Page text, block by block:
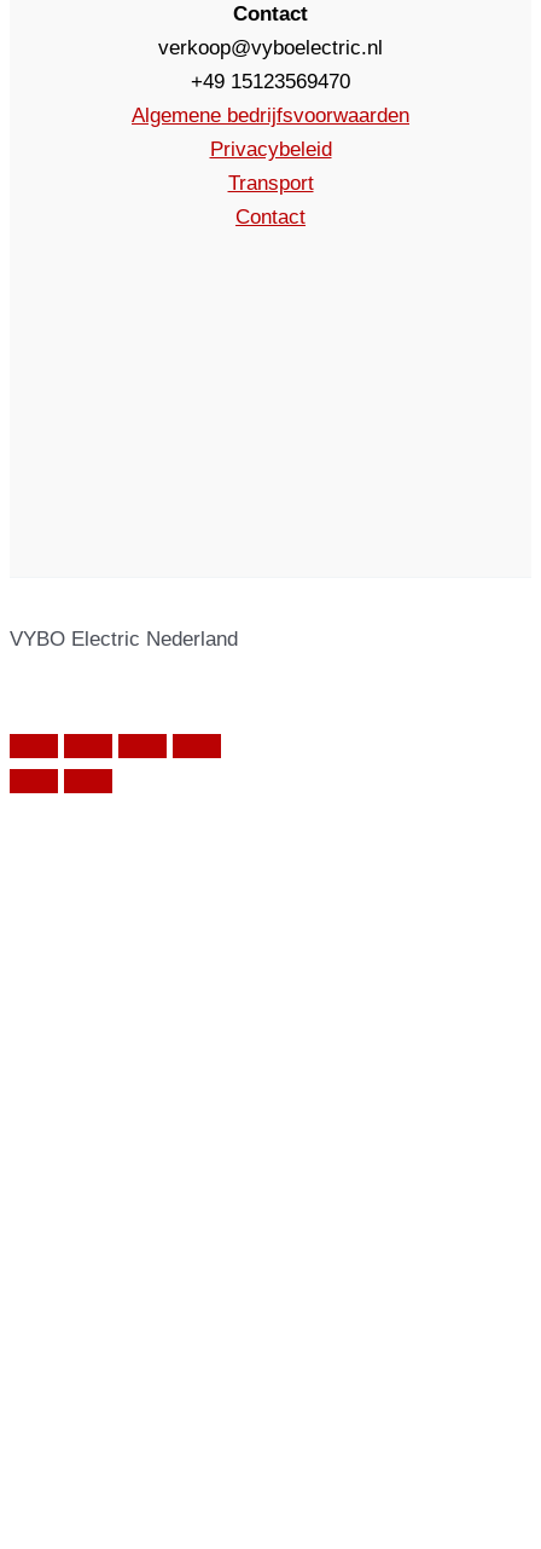
Contact
verkoop@vyboelectric.nl
+49 15123569470
Algemene bedrijfsvoorwaarden
Privacybeleid
Transport
Contact
VYBO Electric Nederland